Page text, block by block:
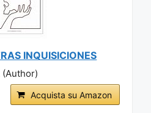
INQUISICIONES
(Author)
Acquista su Amazon